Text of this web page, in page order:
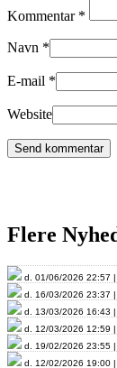
Kommentar *
Navn *
E-mail *
Website
Flere
d. 01/06/2026 22:57 |
d. 16/03/2026 23:37 |
d. 13/03/2026 16:43 |
d. 12/03/2026 12:59 |
d. 19/02/2026 23:55 |
d. 12/02/2026 19:00 |